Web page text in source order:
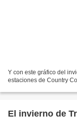
Y con este gráfico del
estaciones de Country
El invierno de